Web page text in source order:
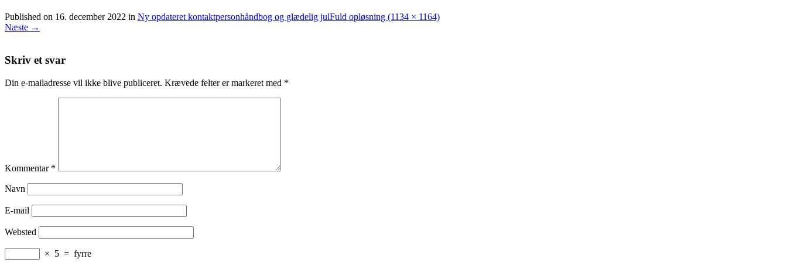
Published on 16. december 2022 in Ny opdateret kontaktpersonhåndbog og glædelig julFuld opløsning (1134 × 1164)
Næste →
Skriv et svar
Din e-mailadresse vil ikke blive publiceret. Krævede felter er markeret med *
Kommentar *
Navn
E-mail
Websted
× 5 = fyrre